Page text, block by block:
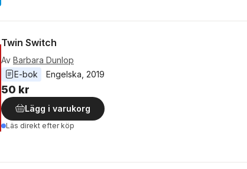
Twin Switch
Av Barbara Dunlop
E-bok
Engelska 2019
50 kr
Lägg i varukorg
Läs direkt efter köp